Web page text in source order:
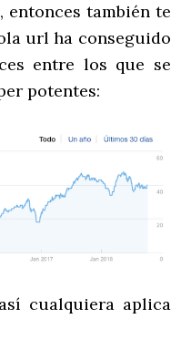
entonces también te
url ha conseguido
entre los que se
potentes:
cualquiera aplica